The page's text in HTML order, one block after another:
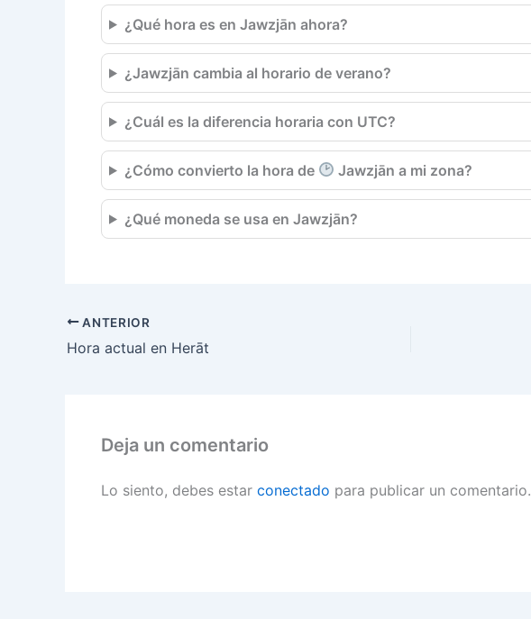
¿Qué hora es en Jawzjān ahora?
¿Jawzjān cambia al horario de verano?
¿Cuál es la diferencia horaria con UTC?
¿Cómo convierto la hora de Jawzjān a mi zona?
¿Qué moneda se usa en Jawzjān?
ANTERIOR
Hora actual en Herāt
Deja un comentario
Lo siento, debes estar conectado para publicar un comentario.